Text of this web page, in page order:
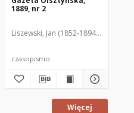
1889, nr 2
Liszewski, Jan (1852-1894). Red.
czasopismo
Więcej